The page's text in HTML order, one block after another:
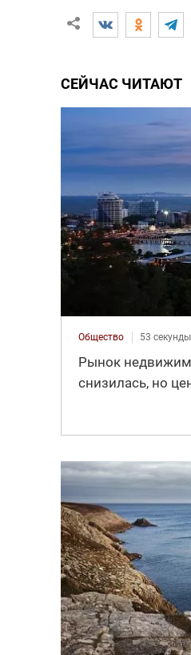
СЕЙЧАС ЧИТАЮТ
Общество 53
Рынок
снизилась, но